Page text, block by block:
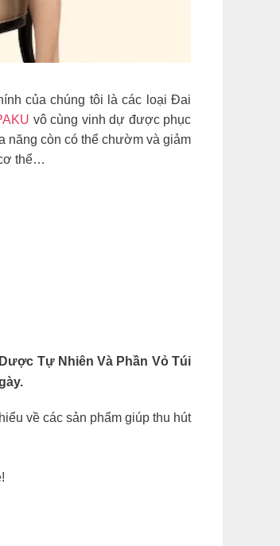
của chúng tôi là các loại Đai
vô cùng vinh dự được phục
năng còn có thể chườm và giảm
thể…
Tự Nhiên Và Phần Vỏ Túi
về các sản phẩm giúp thu hút